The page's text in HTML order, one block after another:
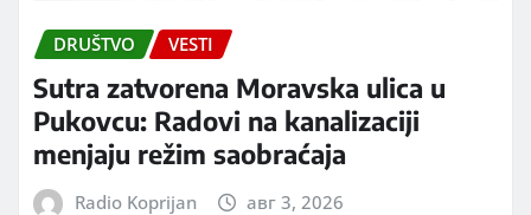
DRUŠTVO VESTI
Sutra zatvorena Moravska ulica u
Pukovcu: Radovi na kanalizaciji
menjaju režim saobraćaja
Radio Koprijan авг 3, 2026